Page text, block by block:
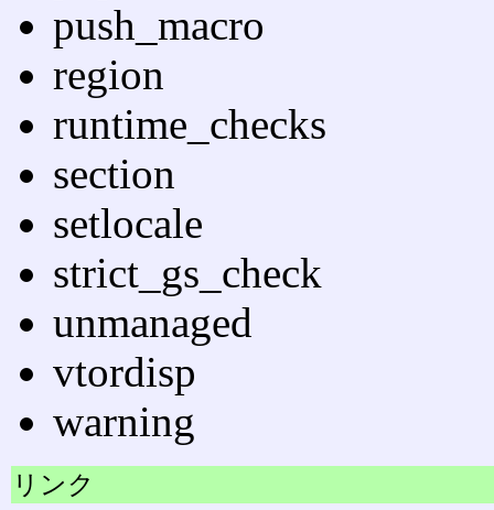
push_macro
region
runtime_checks
section
setlocale
strict_gs_check
unmanaged
vtordisp
warning
リンク